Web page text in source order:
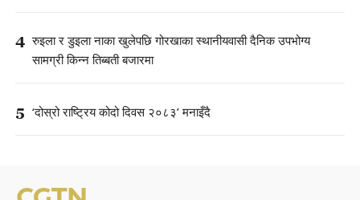
4 रुइला र डुइला नाका खुलेपछि गोरखाका स्थानीयवासी दैनिक उपभोग्य
सामग्री किन्न तिब्बती बजारमा
5 ‘दोस्रो राष्ट्रिय कोदो दिवस २०८३’ मनाइँदै